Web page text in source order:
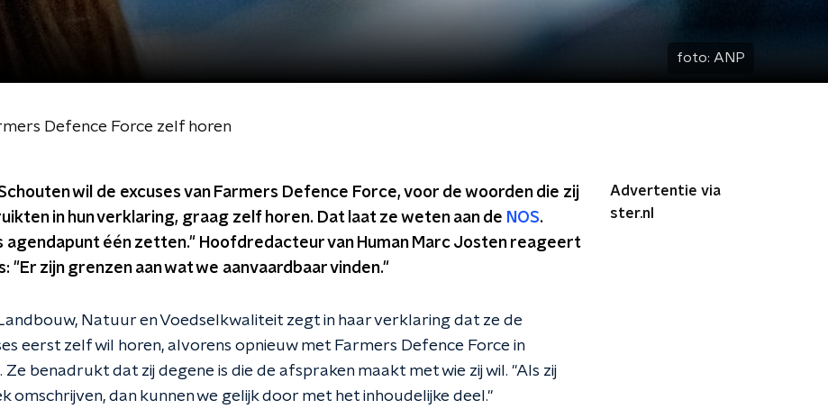
foto: ANP
Defence Force zelf horen
wil de excuses van Farmers Defence Force, voor de woorden die zij
in hun verklaring, graag zelf horen. Dat laat ze weten aan de NOS.
agendapunt één zetten." Hoofdredacteur van Human Marc Josten reageert
"Er zijn grenzen aan wat we aanvaardbaar vinden."
Natuur en Voedselkwaliteit zegt in haar verklaring dat ze de
eerst zelf wil horen, alvorens opnieuw met Farmers Defence Force in
Ze benadrukt dat zij degene is die de afspraken maakt met wie zij wil. "Als zij
omschrijven, dan kunnen we gelijk door met het inhoudelijke deel."
Advertentie via
ster.nl